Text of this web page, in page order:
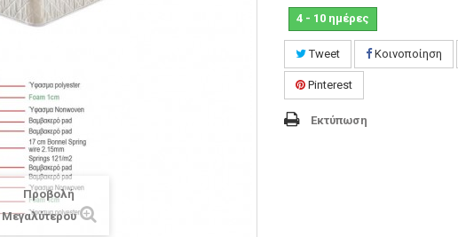
Προβολή
Μεγαλύτερου
4 - 10 ημέρες
Tweet Κοινοποίηση
Pinterest
Εκτύπωση